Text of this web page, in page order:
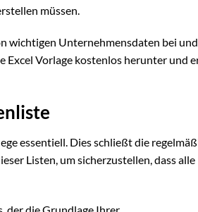
müssen.
wichtigen Unternehmensdaten bei und
Excel Vorlage kostenlos herunter und
essentiell. Dies schließt die
Listen, um sicherzustellen, dass alle